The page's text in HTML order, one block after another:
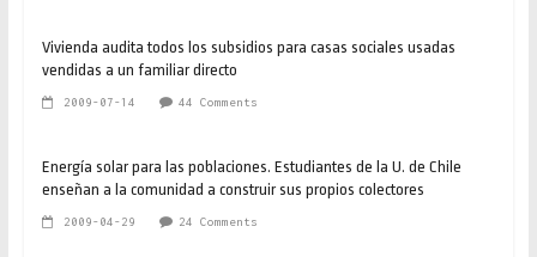
Vivienda audita todos los subsidios para casas sociales usadas
vendidas a un familiar directo
2009-07-14 44 Comments
Energía solar para las poblaciones. Estudiantes de la U. de Chile
enseñan a la comunidad a construir sus propios colectores
2009-04-29 24 Comments